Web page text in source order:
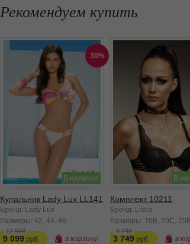
Рекомендуем купить
30%
В наличии
Купальник Lady Lux LL141
Бренд: Lady Lux
Размеры: 42 44 46
12 999
9 099 в корзину
В
Комплект 10211
Бренд: Lisca
Размеры: 70B 70C 75B
6 249
3 749 в